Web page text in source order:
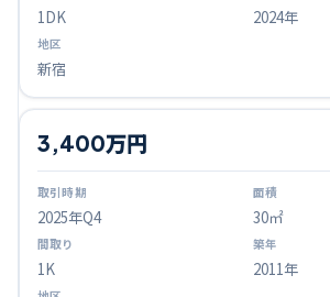
1DK 2024年
新宿
2025年Q4
3,400万円
30㎡
1K 2011年